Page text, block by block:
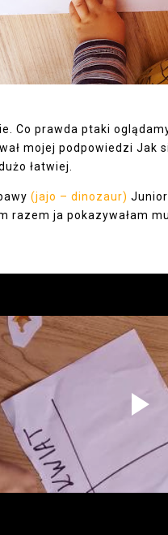
Co prawda ptaki
mojej podpowiedzi Jak
łatwiej.
(jajo – dinozaur)
razem ja pokazywałam